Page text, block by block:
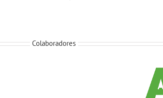
Colaboradores